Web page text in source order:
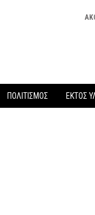
ΠΟΛΙΤΙΣΜΟΣ ΕΚΤΟΣ